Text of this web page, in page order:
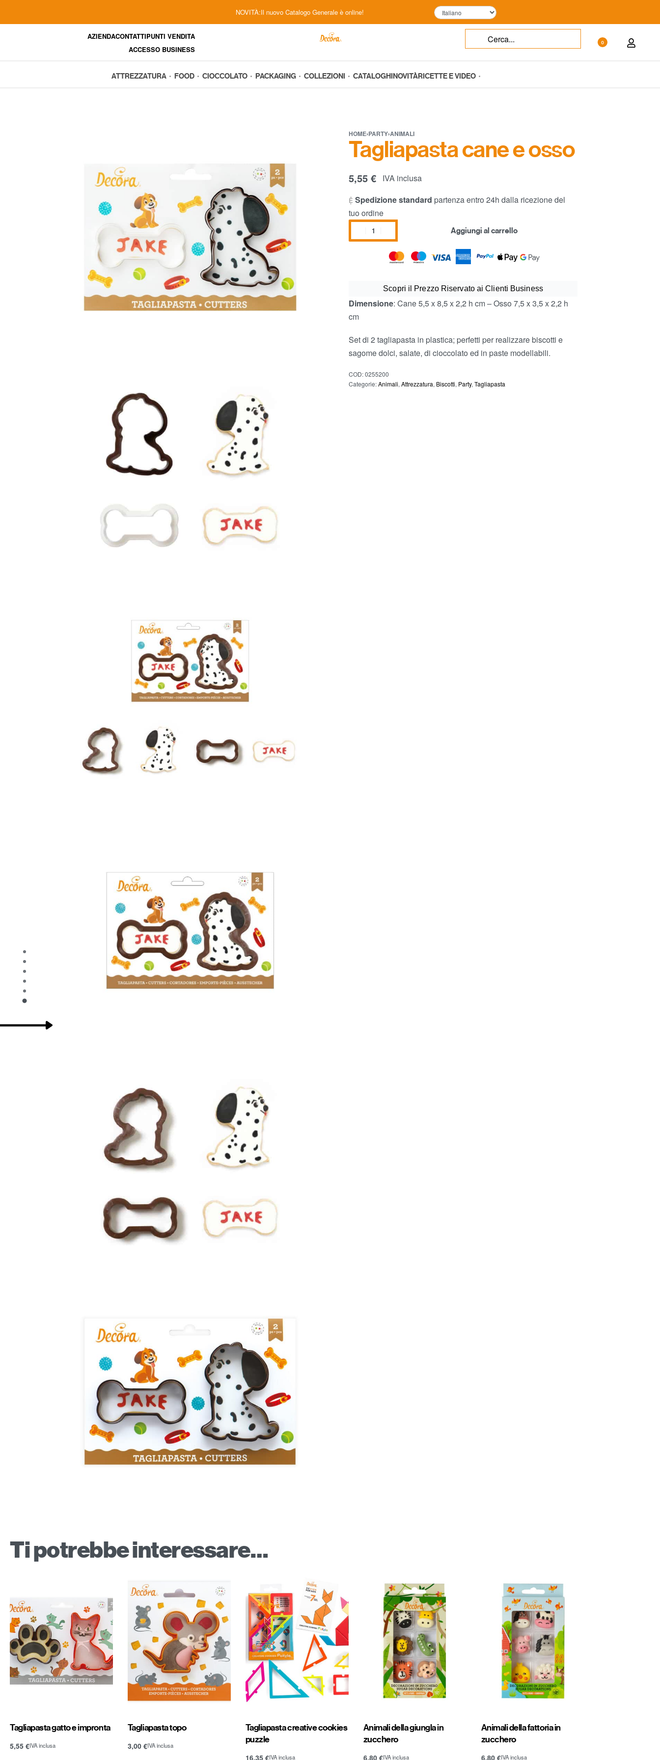
NOVITÀ:Il nuovo Catalogo Generale è online!
AZIENDACONTATTIPUNTI VENDITA
ACCESSO BUSINESS
0
ATTREZZATURA FOOD CIOCCOLATO PACKAGING COLLEZIONI CATALOGHI NOVITÀRICETTE E VIDEO
HOME›PARTY›ANIMALI
Tagliapasta cane e osso
5,55€
IVA inclusa
Spedizione standard partenza entro 24h dalla ricezione del
tuo ordine
Aggiungi al carrello
Scopri il Prezzo Riservato ai Clienti Business
Dimensione: Cane 5,5 x 8,5 x 2,2 h cm – Osso 7,5 x 3,5 x 2,2 h
cm
Set di 2 tagliapasta in plastica; perfetti per realizzare biscotti e
sagome dolci, salate, di cioccolato ed in paste modellabili.
COD: 0255200
Categorie: Animali,Attrezzatura, Biscotti, Party,Tagliapasta
Ti potrebbe interessare…
Tagliapasta gatto e impronta
5,55 €IVA inclusa
Tagliapasta topo
3,00 €IVA inclusa
Tagliapasta creative cookies
puzzle
16,35 €IVA inclusa
Animali della giungla in
zucchero
6,80 €IVA inclusa
Animali della fattoria in
zucchero
6,80 €IVA inclusa